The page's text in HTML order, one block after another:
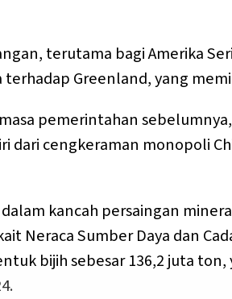
terutama bagi Amerika
Greenland, yang
pemerintahan
dari cengkeraman monopoli
kancah persaingan
Neraca Sumber Daya dan
bijih sebesar 136,2 juta